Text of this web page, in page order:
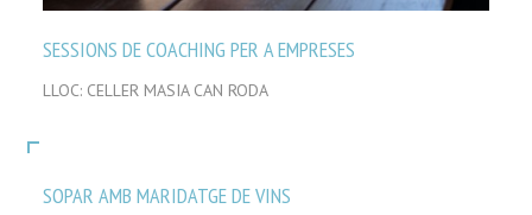
SESSIONS DE COACHING PER A EMPRESES
LLOC: CELLER MASIA CAN RODA
SOPAR AMB MARIDATGE DE VINS